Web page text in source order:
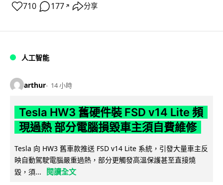
710 177 ↗ 分享
人工智能
arthur 14 小時
Tesla HW3 舊硬件裝 FSD v14 Lite 頻
現過熱 部分電腦損毀車主須自費維修
Tesla 向 HW3 舊車款推送 FSD v14 Lite 系統，引發大量車主反
映自動駕駛電腦嚴重過熱，部分更觸發高溫保護甚至直接燒
毀，須...
閱讀全文